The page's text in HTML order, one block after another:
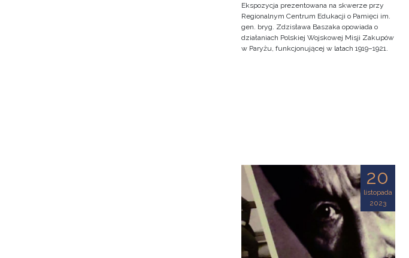
Ekspozycja prezentowana na skwerze przy
Regionalnym Centrum Edukacji o Pamięci im.
gen. bryg. Zdzisława Baszaka opowiada o
działaniach Polskiej Wojskowej Misji Zakupów
w Paryżu, funkcjonującej w latach 1919–1921.
20
listopada
2023